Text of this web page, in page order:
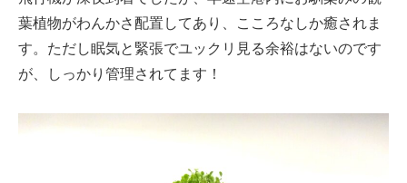
葉植物がわんかさ配置してあり、こころなしか癒されま
す。ただし眠気と緊張でユックリ見る余裕はないのです
が、しっかり管理されてます！